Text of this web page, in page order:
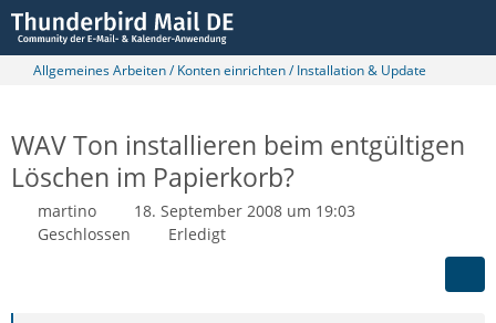
Allgemeines Arbeiten / Konten einrichten / Installation & Update
WAV Ton installieren beim entgültigen
Löschen im Papierkorb?
martino
18. September 2008 um 19:03
Geschlossen
Erledigt